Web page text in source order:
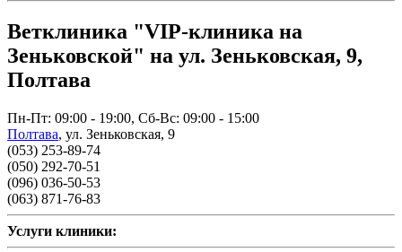
Ветклиника "VIP-клиника на
Зеньковской" на ул. Зеньковская, 9,
Полтава
Пн-Пт: 09:00 - 19:00, Сб-Вс: 09:00 - 15:00
Полтава, ул. Зеньковская, 9
(053) 253-89-74
(050) 292-70-51
(096) 036-50-53
(063) 871-76-83
Услуги клиники: